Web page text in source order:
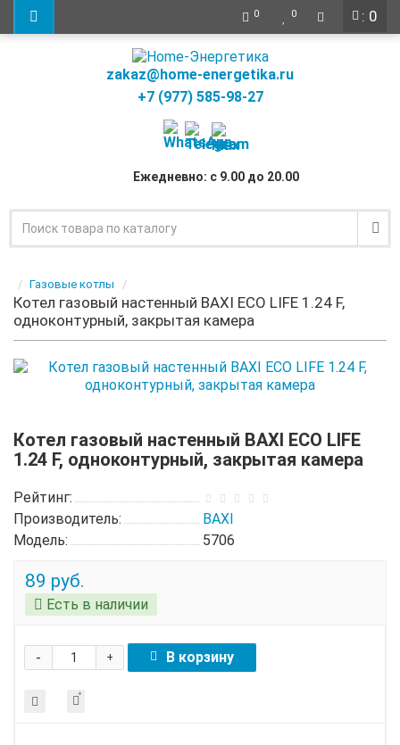
: 0
0 0
zakaz@home-energetika.ru
+7 (977) 585-98-27
Ежедневно: с 9.00 до 20.00
Газовые котлы
Котел газовый настенный BAXI ECO LIFE 1.24 F,
одноконтурный, закрытая камера
Котел газовый настенный BAXI ECO LIFE
1.24 F, одноконтурный, закрытая камера
Рейтинг:
Производитель:
BAXI
Модель:
5706
89 руб.
Есть в наличии
+
- В корзину